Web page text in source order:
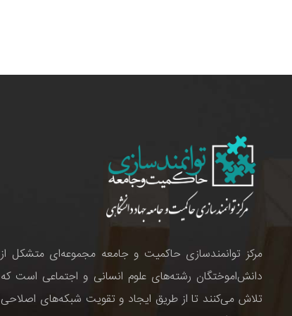
مرکز توانمندسازی حاکمیت و جامعه مجموعه‌ای متشکل از
دانش‌اموختگان رشته‌های علوم انسانی و اجتماعی است که
تلاش می‌کنند تا از طریق ایجاد و تقویت شبکه‌های اصلاحی